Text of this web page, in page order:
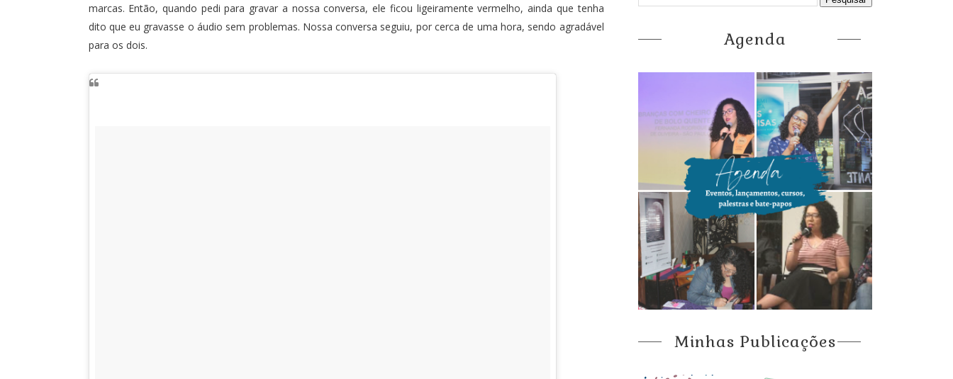
marcas. Então, quando pedi para gravar a nossa conversa, ele ficou ligeiramente vermelho, ainda que tenha
dito que eu gravasse o áudio sem problemas. Nossa conversa seguiu, por cerca de uma hora, sendo agradável
para os dois.
Agenda
Minhas Publicações